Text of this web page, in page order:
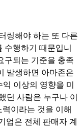
링해야 하는 또 다른
수행하기 때문입니
구되는 기준을 충족
발생하면 아마존은
이상의 영향을 미
던 사람은 누구나 이
이라는 것을 이해
업은 전체 판매자 계